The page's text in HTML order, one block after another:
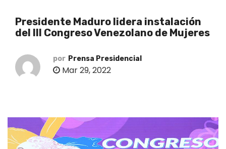
Presidente Maduro lidera instalación
del III Congreso Venezolano de Mujeres
por Prensa Presidencial
Mar 29, 2022